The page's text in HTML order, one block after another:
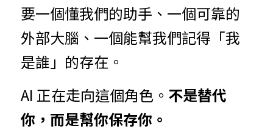
要一個懂我們的助手、一個可靠的
外部大腦、一個能幫我們記得「我
是誰」的存在。
AI 正在走向這個角色。 不是替代
你，而是幫你保存你。